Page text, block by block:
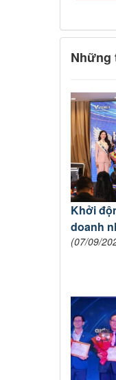
Những
Khởi
doanh
(07/09/